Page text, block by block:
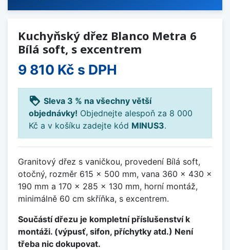
Kuchyňský dřez Blanco Metra 6
Bílá soft, s excentrem
9 810 Kč s DPH
loyalty Sleva 3 % na všechny větší
objednávky! Objednejte alespoň za 8 000
Kč a v košíku zadejte kód MINUS3.
Granitový dřez s vaničkou, provedení Bílá soft,
otočný, rozměr 615 x 500 mm, vana 360 x 430 x
190 mm a 170 x 285 x 130 mm, horní montáž,
minimálně 60 cm skříňka, s excentrem.
Součástí dřezu je kompletní příslušenství k
montáži. (výpusť, sifon, příchytky atd.) Není
třeba nic dokupovat.